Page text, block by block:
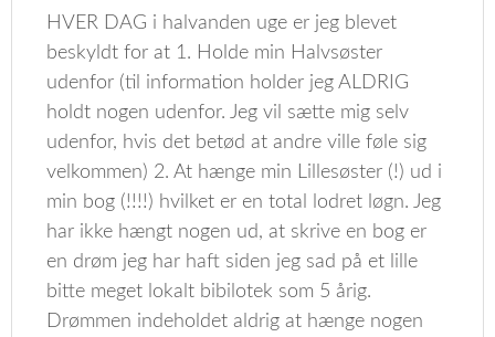
HVER DAG i halvanden uge er jeg blevet
beskyldt for at 1. Holde min Halvsøster
udenfor (til information holder jeg ALDRIG
holdt nogen udenfor. Jeg vil sætte mig selv
udenfor, hvis det betød at andre ville føle sig
velkommen) 2. At hænge min Lillesøster (!) ud i
min bog (!!!!) hvilket er en total lodret løgn. Jeg
har ikke hængt nogen ud, at skrive en bog er
en drøm jeg har haft siden jeg sad på et lille
bitte meget lokalt bibilotek som 5 årig.
Drømmen indeholdet aldrig at hænge nogen